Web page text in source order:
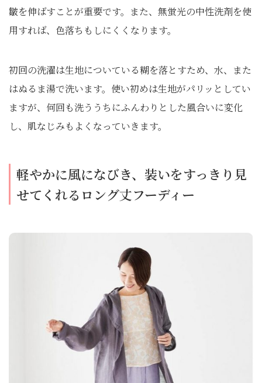
皺を伸ばすことが重要です。また、無蛍光の中性洗剤を使
用すれば、色落ちもしにくくなります。
初回の洗濯は生地についている糊を落とすため、水、また
はぬるま湯で洗います。使い初めは生地がパリッとしてい
ますが、何回も洗ううちにふんわりとした風合いに変化
し、肌なじみもよくなっていきます。
軽やかに風になびき、装いをすっきり見
せてくれるロング丈フーディー